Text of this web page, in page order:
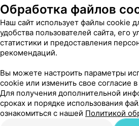
очень понравилось. Маникюр
пол...
15 Источник Yclients
ещё
Обработка файлов
Наш сайт использует файлы cookie
удобства пользователей сайта, его
статистики и предоставления
рекомендаций.
Вы можете настроить параметры
cookie или изменить свое согласие
Для получения дополнительной
сроках и порядке использования
ознакомиться с нашей Политикой